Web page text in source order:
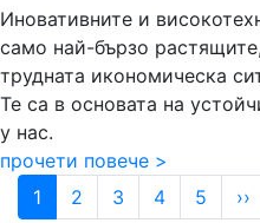
Иновативните и
само най-бързо
трудната икономическа
Те са в основата на
у нас.
прочети повече >
Pagination
1 2 3 4 5 ››